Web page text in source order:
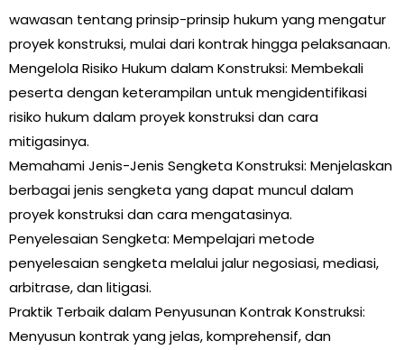
wawasan tentang prinsip-prinsip hukum yang mengatur
proyek konstruksi, mulai dari kontrak hingga pelaksanaan.
Mengelola Risiko Hukum dalam Konstruksi: Membekali
peserta dengan keterampilan untuk mengidentifikasi
risiko hukum dalam proyek konstruksi dan cara
mitigasinya.
Memahami Jenis-Jenis Sengketa Konstruksi: Menjelaskan
berbagai jenis sengketa yang dapat muncul dalam
proyek konstruksi dan cara mengatasinya.
Penyelesaian Sengketa: Mempelajari metode
penyelesaian sengketa melalui jalur negosiasi, mediasi,
arbitrase, dan litigasi.
Praktik Terbaik dalam Penyusunan Kontrak Konstruksi:
Menyusun kontrak yang jelas, komprehensif, dan